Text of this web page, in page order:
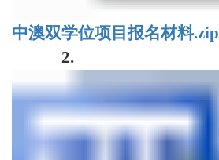
中澳双学位项目报名材料.zip
2.